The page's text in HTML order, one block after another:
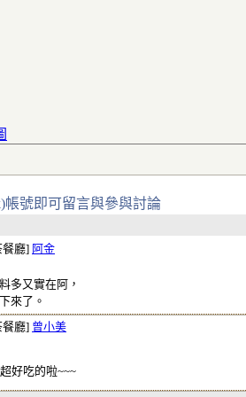
帳號即可留言與參與討論
餐廳] 阿金
多又實在阿，
來了。
餐廳] 曾小美
好吃的啦~~~